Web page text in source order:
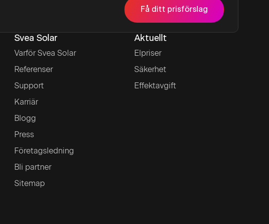
Få ditt prisförslag
Svea Solar
Varför Svea Solar
Referenser
Support
Karriär
Blogg
Press
Företagsledning
Bli partner
Sitemap
Aktuellt
Elpriser
Säkerhet
Effektavgift